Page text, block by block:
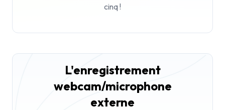
cinq !
L'enregistrement
webcam/microphone
externe